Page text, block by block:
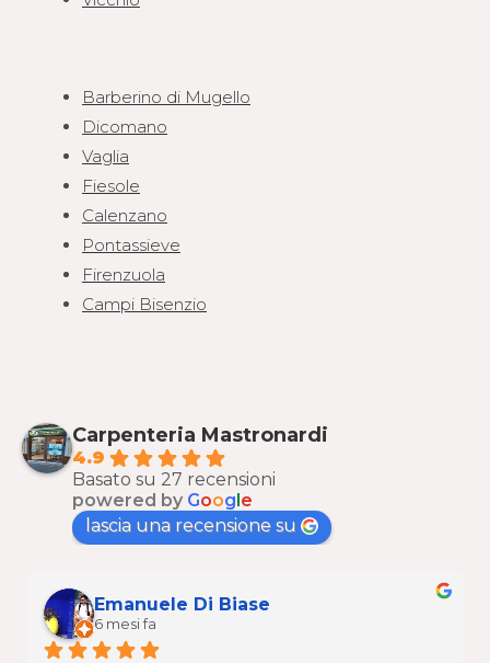
Barberino di Mugello
Dicomano
Vaglia
Fiesole
Calenzano
Pontassieve
Firenzuola
Campi Bisenzio
Carpenteria Mastronardi
4.9
Basato su 27 recensioni
powered by Google
lascia una recensione su
Emanuele Di Biase
6 mesi fa